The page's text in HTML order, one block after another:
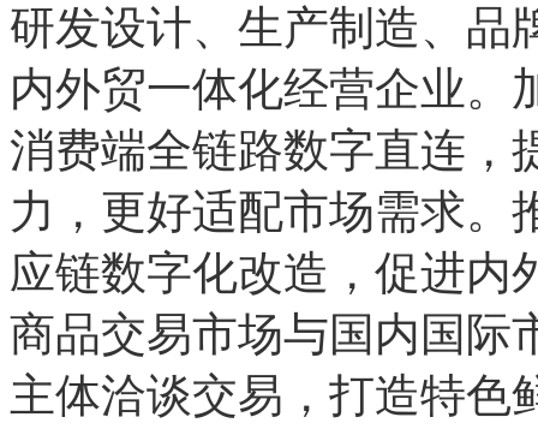
研发设计、生产制造、品
内外贸一体化经营企业。
消费端全链路数字直连，
力，更好适配市场需求。
应链数字化改造，促进内
商品交易市场与国内国际
主体洽谈交易，打造特色